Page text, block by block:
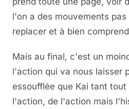
l'on a des mouvements
replacer et à bien
Mais au final, c'est un
l'action qui va nous laisser
essoufflée que Kai tant
l'action, de l'action mais